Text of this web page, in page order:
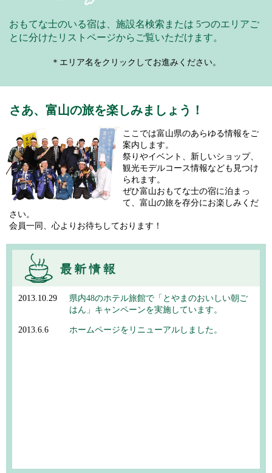
おもてな士のいる宿は、施設名検索または 5つのエリアご
とに分けたリストページからご覧いただけます。
＊エリア名をクリックしてお進みください。
さあ、富山の旅を楽しみましょう！
ここでは富山県のあらゆる情報をご
案内します。
祭りやイベント、新しいショップ、
観光モデルコース情報なども見つけ
られます。
ぜひ富山おもてな士の宿に泊まっ
て、富山の旅を存分にお楽しみくだ
さい。
会員一同、心よりお待ちしております！
2013.10.29
県内48のホテル旅館で「とやまのおいしい朝ご
はん」キャンペーンを実施しています。
2013.6.6 ホームページをリニューアルしました。